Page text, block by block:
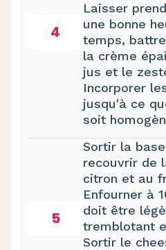
4
Laisser
une bonne
temps,
la crème
jus et le
Incorporer
jusqu'à ce
soit
5
Sortir la
recouvrir de
citron et au
Enfourner à
doit être
tremblotant
Sortir le